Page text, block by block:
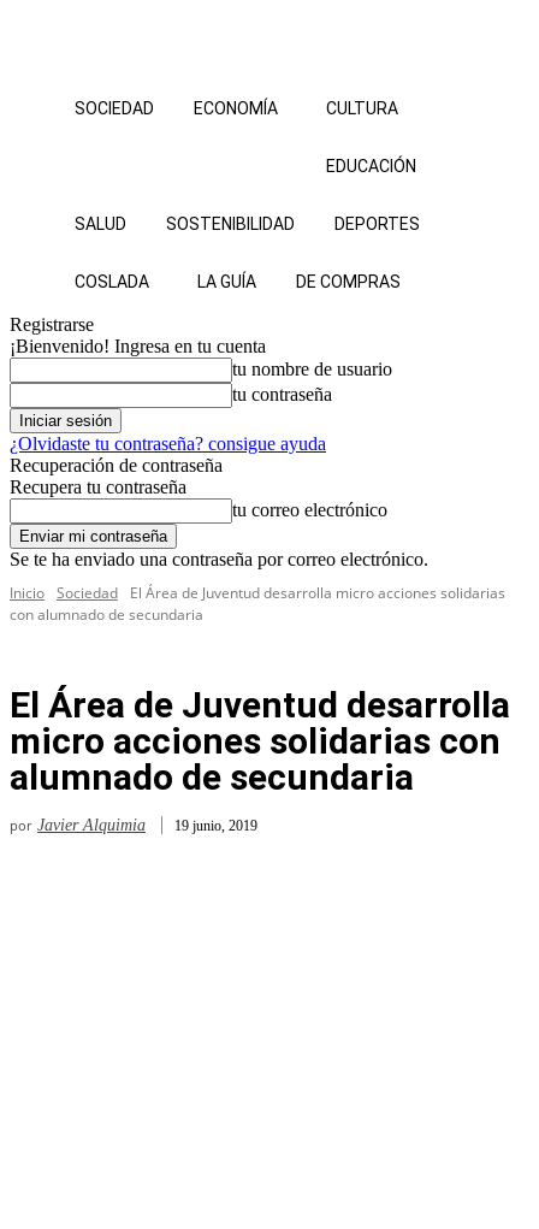
SOCIEDAD ECONOMÍA CULTURA
EDUCACIÓN
SALUD SOSTENIBILIDAD DEPORTES
COSLADA LA GUÍA DE COMPRAS
Registrarse
¡Bienvenido! Ingresa en tu cuenta
tu nombre de usuario
tu contraseña
¿Olvidaste tu contraseña? consigue ayuda
Recuperación de contraseña
Recupera tu contraseña
tu correo electrónico
Se te ha enviado una contraseña por correo electrónico.
Inicio Sociedad
El Área de Juventud desarrolla micro acciones solidarias
con alumnado de secundaria
El Área de Juventud desarrolla
micro acciones solidarias con
alumnado de secundaria
por Javier Alquimia 19 junio, 2019